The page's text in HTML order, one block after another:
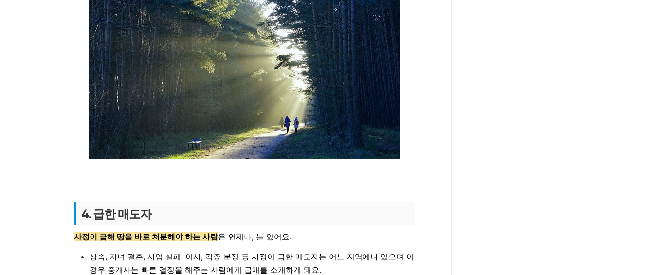
4. 급한 매도자
사정이 급해 땅을 바로 처분해야 하는 사람은 언제나, 늘 있어요.
상속, 자녀 결혼, 사업 실패, 이사, 각종 분쟁 등 사정이 급한 매도자는 어느 지역에나 있으며 이
경우 중개사는 빠른 결정을 해주는 사람에게 급매를 소개하게 돼요.